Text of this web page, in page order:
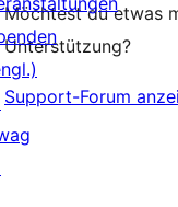
Möchtest du etwas
Unterstützung?
Support-Forum